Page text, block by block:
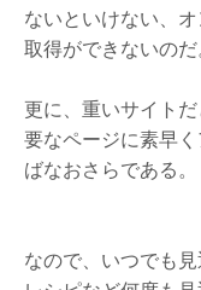
ないといけない、
取得ができないのだ
更に、重いサイト
要なページに素早
ばなおさらである。
なので、いつでも